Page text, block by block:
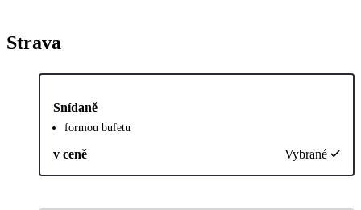
Strava
Snídaně
formou bufetu
v ceně Vybrané